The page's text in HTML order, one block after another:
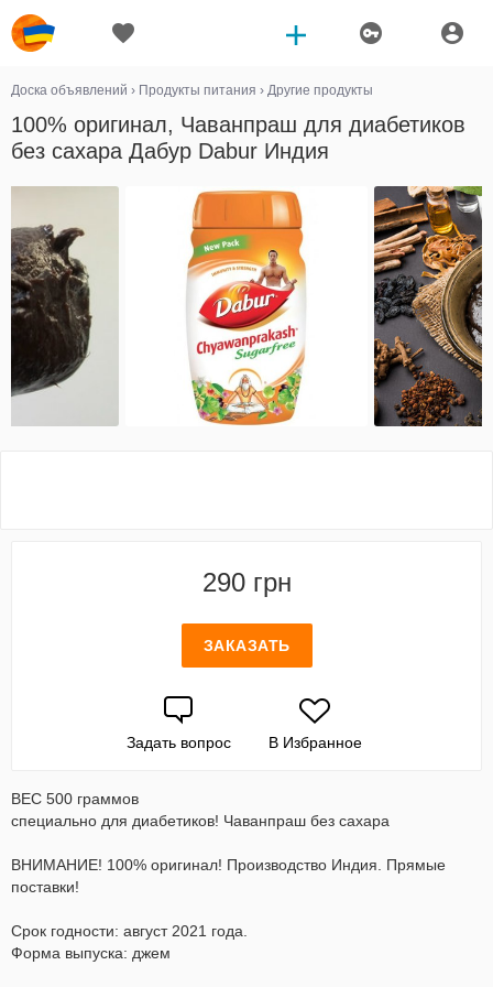
Доска объявлений › Продукты питания › Другие продукты
100% оригинал, Чаванпраш для диабетиков
без сахара Дабур Dabur Индия
290 грн
ЗАКАЗАТЬ
Задать вопрос В Избранное
ВЕС 500 граммов
специально для диабетиков! Чаванпраш без сахара
ВНИМАНИЕ! 100% оригинал! Производство Индия. Прямые
поставки!
Срок годности: август 2021 года.
Форма выпуска: джем